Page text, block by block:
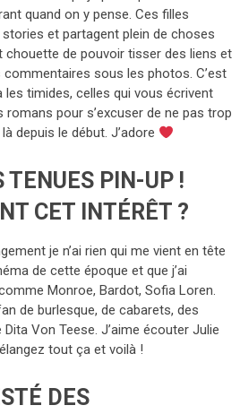
quand on y pense. Ces filles
et partagent plein de choses
chouette de pouvoir tisser des liens et
sous les photos. C’est
les timides, celles qui vous écrivent
romans pour s’excuser de ne pas trop
depuis le début. J’adore
TENUES PIN-UP !
CET INTÉRÊT ?
je n’ai rien qui me vient en tête
de cette époque et que j’ai
Monroe, Bardot, Sofia Loren.
de burlesque, de cabarets, des
Von Teese. J’aime écouter Julie
tout ça et voilà !
DES